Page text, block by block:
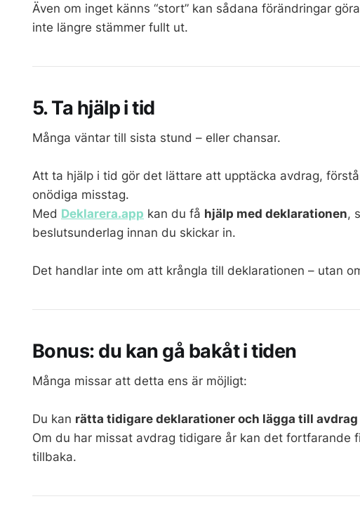
Även om inget känns “stort” kan sådana förändringar
inte längre stämmer fullt ut.
5. Ta hjälp i tid
Många väntar till sista stund – eller chansar.
Att ta hjälp i tid gör det lättare att upptäcka avdrag,
onödiga misstag.
Med Deklarera.app kan du få hjälp med deklarationen,
beslutsunderlag innan du skickar in.
Det handlar inte om att krångla till deklarationen – utan
Bonus: du kan gå bakåt i tiden
Många missar att detta ens är möjligt:
Du kan rätta tidigare deklarationer och lägga till
Om du har missat avdrag tidigare år kan det fortfarande
tillbaka.